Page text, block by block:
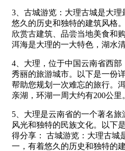
3、古城游览：大理古城是大
悠久的历史和独特的建筑风格
欣赏古建筑、品尝当地美食和
洱海是大理的一大特色，湖水
4、大理，位于中国云南省西
秀丽的旅游城市。以下是一份
帮助您规划一次难忘的旅行。
亲湖，环湖一周大约有200公里
5、大理是云南省的一个著名
风光和独特的民族文化。以下
得分享： 古城游览：大理古城
一，有着悠久的历史和独特的建